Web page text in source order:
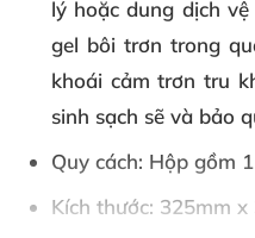
lý hoặc dung dịch
gel bôi trơn trong
khoái cảm trơn tru
sinh sạch sẽ và bảo
Quy cách: Hộp gồm
Kích thước: 325mm x